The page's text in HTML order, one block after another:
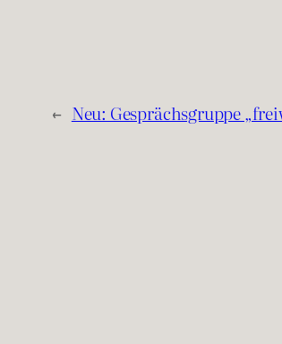
← Neu: Gesprächsgruppe